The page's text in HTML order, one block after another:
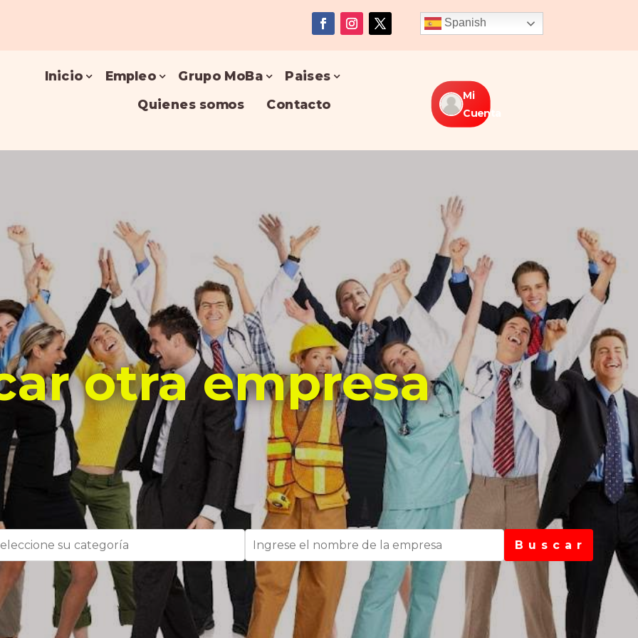
Spanish
Inicio Empleo Grupo MoBa
Paises
Quienes somos
Contacto
Mi
Cuenta
otra empresa
B u s c a r